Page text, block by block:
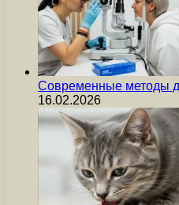
Современные методы
16.02.2026